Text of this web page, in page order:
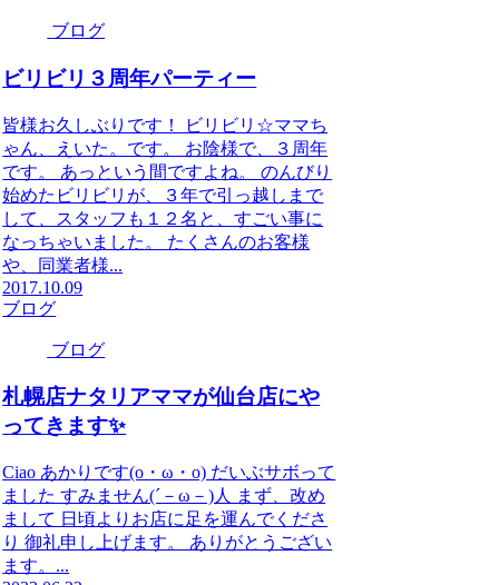
ブログ
ビリビリ３周年パーティー
皆様お久しぶりです！ ビリビリ☆ママち
ゃん、えいた。です。 お陰様で、３周年
です。 あっという間ですよね。 のんびり
始めたビリビリが、３年で引っ越しまで
して、スタッフも１２名と、すごい事に
なっちゃいました。 たくさんのお客様
や、同業者様...
2017.10.09
ブログ
ブログ
札幌店ナタリアママが仙台店にや
ってきます✨
Ciao あかりです(o・ω・o) だいぶサボって
ました すみません(´－ω－)人 まず、改め
まして 日頃よりお店に足を運んでくださ
り 御礼申し上げます。 ありがとうござい
ます。...